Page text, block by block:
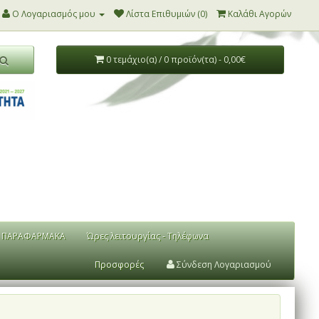
Ο Λογαριασμός μου Λίστα Επιθυμιών (0) Καλάθι Αγορών
0 τεμάχιο(α) / 0 προϊόν(τα) - 0,00€
ΠΑΡΑΦΑΡΜΑΚΑ Ώρες λειτουργίας - Τηλέφωνα
Προσφορές Σύνδεση Λογαριασμού